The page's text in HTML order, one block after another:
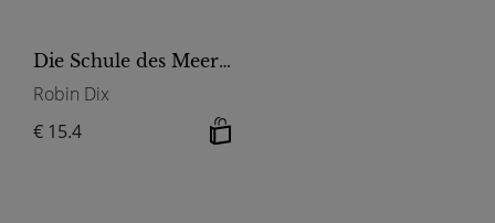
Die Schule des Meeres - Ruf aus der Tiefe
Robin Dix
€ 15.4